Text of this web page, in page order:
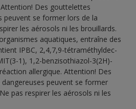
Des gouttelettes
peuvent se former lors de la
les aérosols ni les brouillards.
aquatiques, entraîne des
IPBC, 2,4,7,9-tétraméthyldec-
1), 1,2-benzisothiazol-3(2H)-
allergique. Attention! Des
peuvent se former
pas respirer les aérosols ni les